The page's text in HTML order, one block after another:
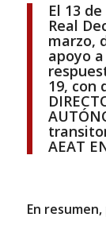
El 13
Real
marzo,
apoyo
19,con
AEAT
En